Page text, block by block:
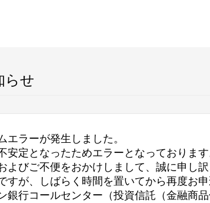
らせ
エラーが発生しました。
安定となったためエラーとなっております
よびご不便をおかけしまして、誠に申し訳
すが、しばらく時間を置いてから再度お
銀行コールセンター（投資信託（金融商